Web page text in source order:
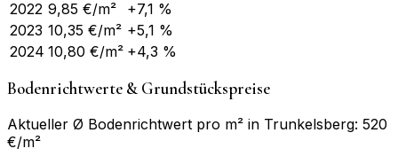
2022 9,85 €/m²
+7,1 %
2023 10,35 €/m² +5,1 %
2024 10,80 €/m² +4,3 %
Bodenrichtwerte & Grundstückspreise
Aktueller Ø Bodenrichtwert pro m² in Trunkelsberg: 520
€/m²